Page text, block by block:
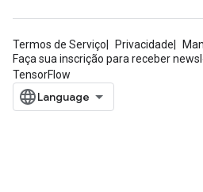
Termos de Serviço Privacidade
Faça sua inscrição para receber
TensorFlow